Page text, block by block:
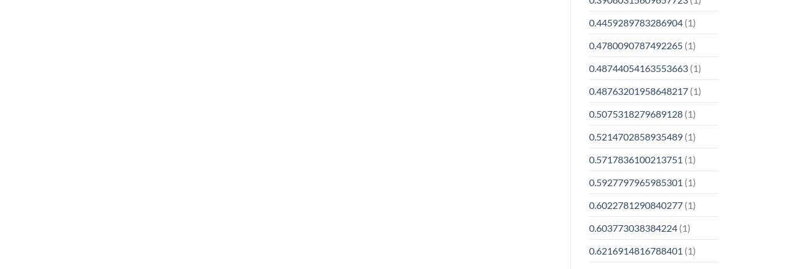
0.4459289783286904(1)
0.4780090787492265(1)
0.48744054163553663(1)
0.48763201958648217(1)
0.5075318279689128(1)
0.5214702858935489(1)
0.5717836100213751 (1)
0.5927797965985301 (1)
0.6022781290840277(1)
0.603773038384224(1)
0.6216914816788401 (1)